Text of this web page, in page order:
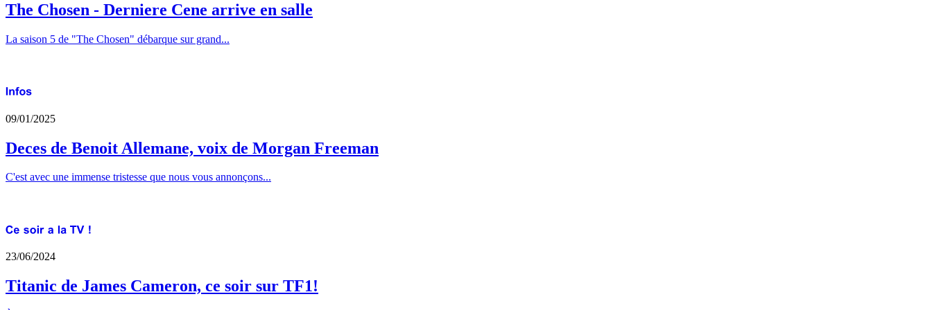
The Chosen - Derniere Cene arrive en salle
La saison 5 de "The Chosen" débarque sur grand...
09/01/2025
Deces de Benoit Allemane, voix de Morgan Freeman
C'est avec une immense tristesse que nous vous annonçons...
23/06/2024
Titanic de James Cameron, ce soir sur TF1!